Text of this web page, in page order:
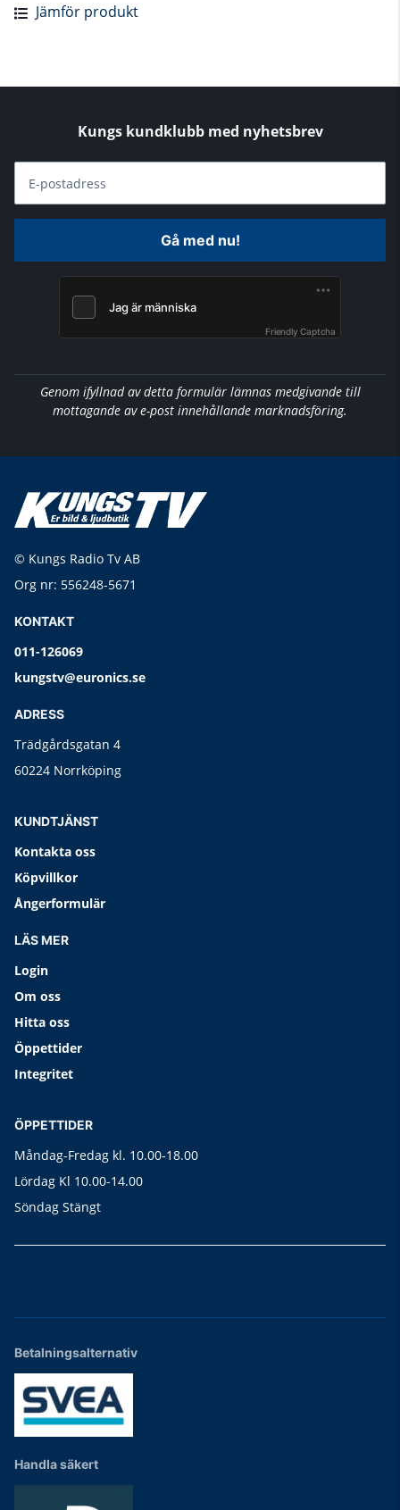
Jämför produkt
Kungs kundklubb med nyhetsbrev
E-postadress
Gå med nu!
Friendly Captcha
Genom ifyllnad av detta formulär lämnas medgivande till
mottagande av e-post innehållande marknadsföring.
© Kungs Radio Tv AB
Org nr: 556248-5671
KONTAKT
011-126069
kungstv@euronics.se
ADRESS
Trädgårdsgatan 4
60224 Norrköping
KUNDTJÄNST
Kontakta oss
Köpvillkor
Ångerformulär
LÄS MER
Login
Om oss
Hitta oss
Öppettider
Integritet
ÖPPETTIDER
Måndag-Fredag kl. 10.00-18.00
Lördag Kl 10.00-14.00
Söndag Stängt
Betalningsalternativ
Handla säkert